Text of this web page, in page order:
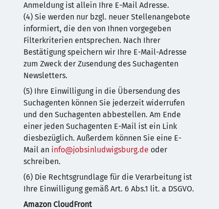
Anmeldung ist allein Ihre E-Mail Adresse.
(4) Sie werden nur bzgl. neuer Stellenangebote
informiert, die den von Ihnen vorgegeben
Filterkriterien entsprechen. Nach Ihrer
Bestätigung speichern wir Ihre E-Mail-Adresse
zum Zweck der Zusendung des Suchagenten
Newsletters.
(5) Ihre Einwilligung in die Übersendung des
Suchagenten können Sie jederzeit widerrufen
und den Suchagenten abbestellen. Am Ende
einer jeden Suchagenten E-Mail ist ein Link
diesbezüglich. Außerdem können Sie eine E-
Mail an info@jobsinludwigsburg.de oder
schreiben.
(6) Die Rechtsgrundlage für die Verarbeitung ist
Ihre Einwilligung gemäß Art. 6 Abs.1 lit. a DSGVO.
Amazon CloudFront